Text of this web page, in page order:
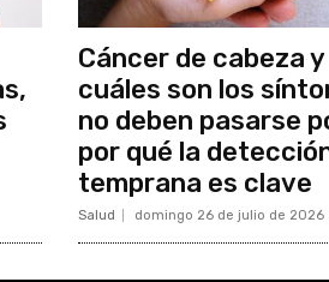
Cáncer de cabeza
cuáles son los
no deben pasarse
por qué la
temprana es clave
Salud domingo 26 de julio de 2026